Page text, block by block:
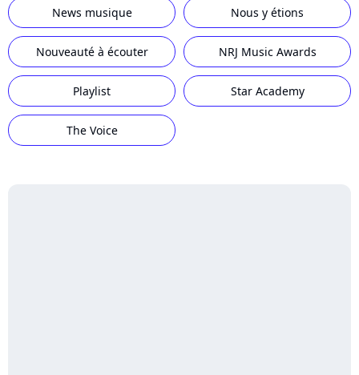
News musique Nous y étions
Nouveauté à écouter NRJ Music Awards
Playlist Star Academy
The Voice